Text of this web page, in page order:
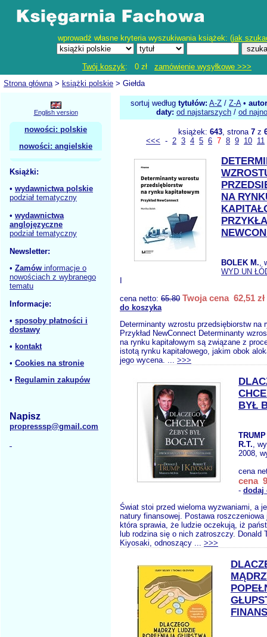
wprowadź własne kryteria wyszukiwania książek: (jak
Twój koszyk: 0 zł zamówienie wysyłkowe >>>
Strona główna> książki polskie > Giełda
English version
nowości: polskie
nowości: angielskie
Książki:
• wydawnictwa polskie
podział tematyczny
• wydawnictwa
anglojęzyczne
podział tematyczny
Newsletter:
• Zamów informacje o
nowościach z wybranego
tematu
Informacje:
• sposoby płatności i
dostawy
• kontakt
• Cookies na stronie
• Regulamin zakupów
Napisz
propresssp@gmail.com
sortuj według tytułów: A-Z / Z-A•
daty: od najstarszych / od
książek: 643, strona 7z
<<< - 2 3 4 5 6 7 8 9 10 11
NA
BOLEK M.,
WYD UN
cena netto: 65.80 Twoja cena 62,51 zł
do koszyka
Determinanty wzrostu przedsiębiorstw na
Przykład NewConnect Determinanty
na rynku kapitałowym są związane z
istotą rynku kapitałowego, jakim obok
jego wycena. ... >>>
BYŁ
R.T.,
2008,
cena
cena
- dodaj
Świat stoi przed wieloma wyzwaniami, a
natury finansowej. Postawa roszczeniowa
która sprawia, że ludzie oczekują, iż
lub rodzina się o nich zatroszczy. Donald
Kiyosaki, odnoszący ... >>>